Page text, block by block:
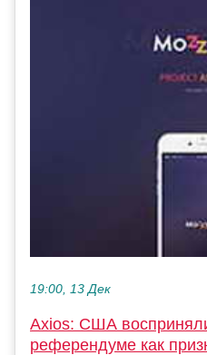
19:00, 13 Дек
Axios: США
референдуме как